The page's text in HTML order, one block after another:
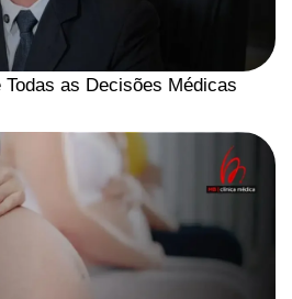
as Decisões Médicas